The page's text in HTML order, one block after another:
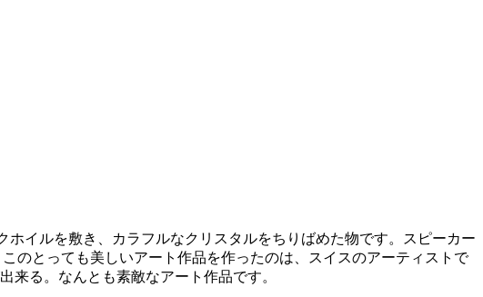
イルを敷き、カラフルなクリスタルをちりばめた物です。スピーカー
のとっても美しいアート作品を作ったのは、スイスのアーティストで
来る。なんとも素敵なアート作品です。